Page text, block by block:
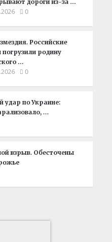
дороги из-за …
0
Российские
родину
…
0
удар по Украине:
…
взрыв. Обесточены